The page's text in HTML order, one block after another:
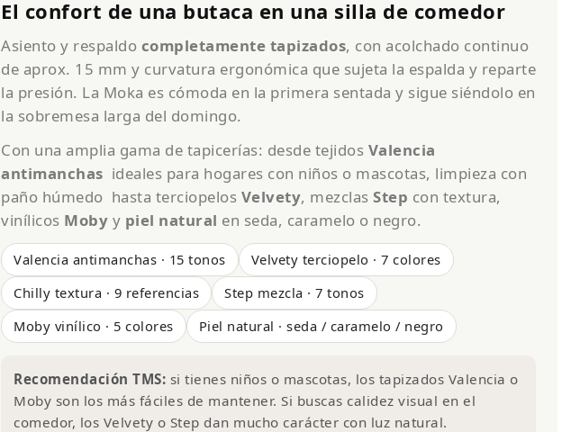
El confort de una butaca en una silla de comedor
Asiento y respaldo completamente tapizados, con acolchado continuo
de aprox. 15 mm y curvatura ergonómica que sujeta la espalda y reparte
la presión. La Moka es cómoda en la primera sentada y sigue siéndolo en
la sobremesa larga del domingo.
Con una amplia gama de tapicerías: desde tejidos Valencia
antimanchas ideales para hogares con niños o mascotas, limpieza con
paño húmedo hasta terciopelos Velvety, mezclas Step con textura,
vinílicos Moby y piel natural en seda, caramelo o negro.
Valencia antimanchas · 15 tonos
Velvety terciopelo · 7 colores
Chilly textura · 9 referencias
Step mezcla · 7 tonos
Moby vinílico · 5 colores
Piel natural · seda / caramelo / negro
Recomendación TMS: si tienes niños o mascotas, los tapizados Valencia o
Moby son los más fáciles de mantener. Si buscas calidez visual en el
comedor, los Velvety o Step dan mucho carácter con luz natural.